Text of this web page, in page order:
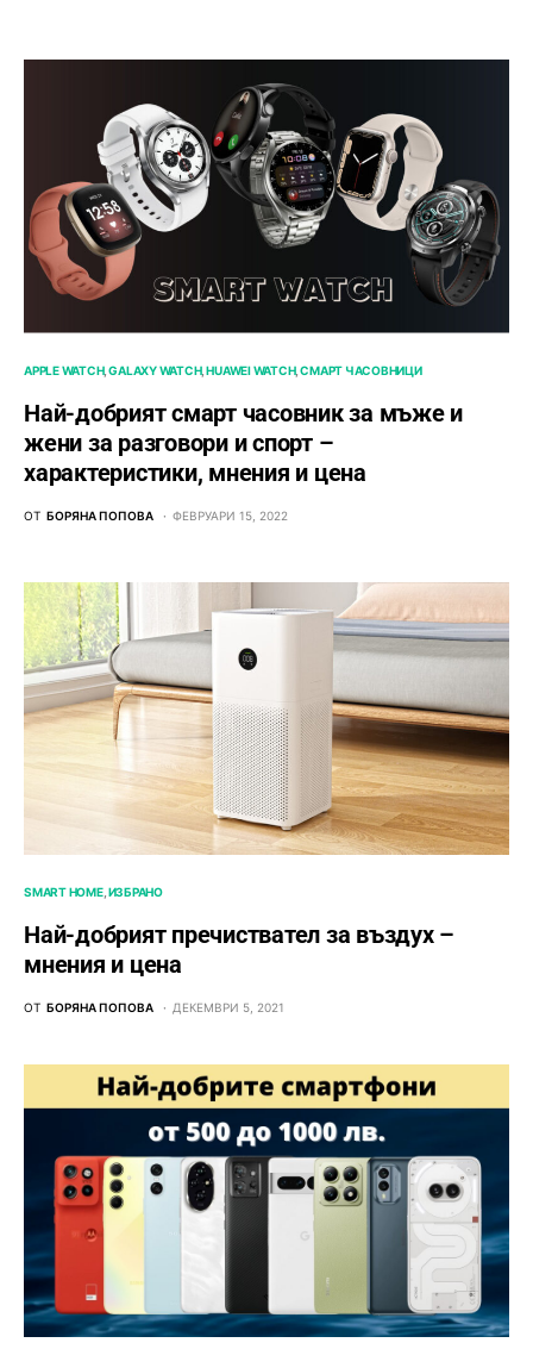
APPLE WATCH GALAXY WATCH HUAWEI WATCH СМАРТ ЧАСОВНИЦИ
Най-добрият смарт часовник за мъже и
жени за разговори и спорт –
характеристики, мнения и цена
ОТ БОРЯНА ПОПОВА ФЕВРУАРИ 15, 2022
SMART HOME ИЗБРАНО
Най-добрият пречиствател за въздух –
мнения и цена
ОТ БОРЯНА ПОПОВА ДЕКЕМВРИ 5, 2021